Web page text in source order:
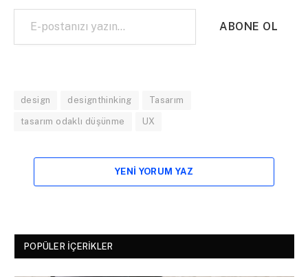
E-postanızı yazın…
ABONE OL
design designthinking Tasarım
tasarım odaklı düşünme UX
YENI YORUM YAZ
POPÜLER İÇERIKLER